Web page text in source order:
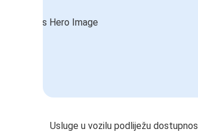
Usluge u vozilu podliježu